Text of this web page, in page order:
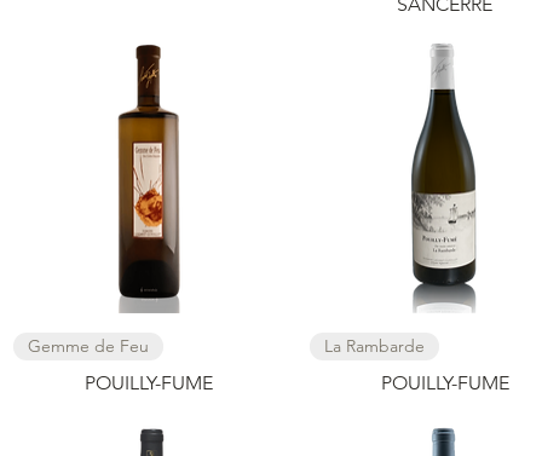
Snel overzicht
Gemme de Feu
POUILLY-FUME
Snel overzicht
La Rambarde
POUILLY-FUME